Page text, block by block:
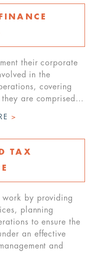
their corporate
in the
covering
are comprised…
>
TAX
work by providing
planning
to ensure the
an effective
and